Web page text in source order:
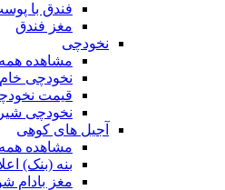
فندق با
مغز فندق
نخودچی
مشاهده
نخودچی خام
قیمت
نخودچی
آجیل های کوهی
مشاهده
بنه (بنک)
مغز بادام